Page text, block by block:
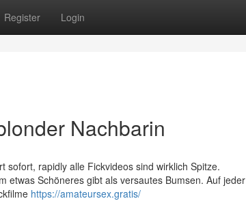
Register Login
Nachbarin
rapidly alle Fickvideos sind wirklich Spitze.
etwas Schöneres gibt als versautes Bumsen. Auf jeder
https://amateursex.gratis/